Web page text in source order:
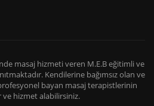
masaj hizmeti veren M.E.B eğitimli ve
Kendilerine bağımsız olan ve
bayan masaj terapistlerinin
hizmet alabilirsiniz.